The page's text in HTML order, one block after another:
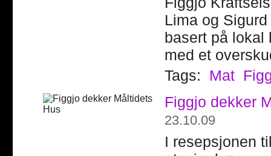
Lima og
basert på lokal
med et
Tags:
Mat
Figgjo dekker
23.10.09
I resepsjonen